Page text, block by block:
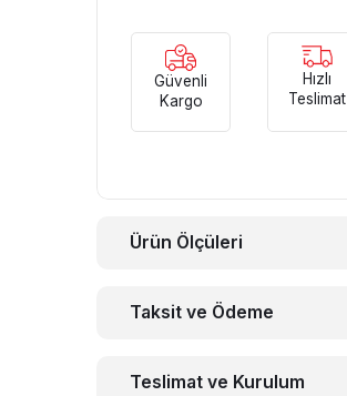
Güvenli
Kargo
Hızlı
Teslimat
Ürün Ölçüleri
Taksit ve Ödeme
Teslimat ve Kurulum